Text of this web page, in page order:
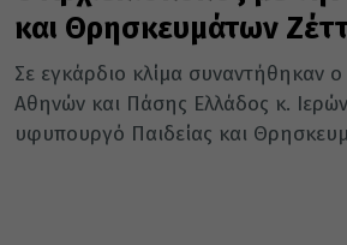
και Θρησκευμάτων
Σε εγκάρδιο κλίμα συναντήθηκαν ο
Αθηνών και Πάσης Ελλάδος κ.
υφυπουργό Παιδείας και